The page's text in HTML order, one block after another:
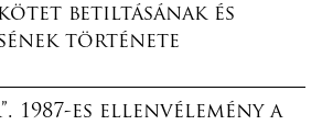
betiltásának és
története
1987-es ellenvélemény a